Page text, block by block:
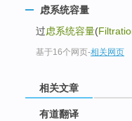
虑系统容量
过虑系统容量(
基于16个网页-相关网页
相关文章
有道翻译